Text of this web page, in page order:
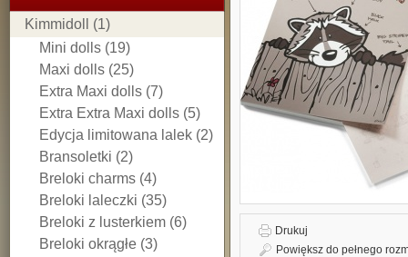
Kimmidoll (1)
Mini dolls (19)
Maxi dolls (25)
Extra Maxi dolls (7)
Extra Extra Maxi dolls (5)
Edycja limitowana lalek (2)
Bransoletki (2)
Breloki charms (4)
Breloki laleczki (35)
Breloki z lusterkiem (6)
Breloki okrągłe (3)
Drukuj
Powiększ do pełnego